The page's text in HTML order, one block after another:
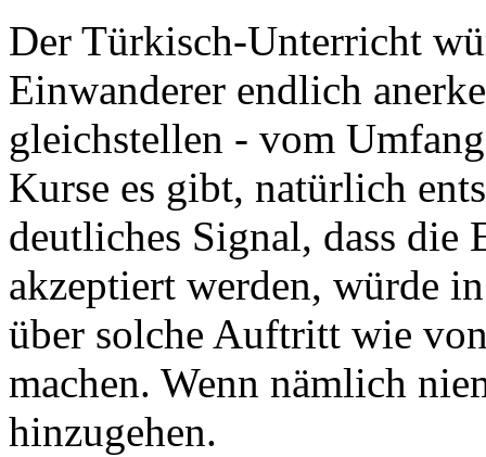
Der Türkisch-Unterricht
Einwanderer endlich
gleichstellen - vom
Kurse es gibt, natürlich
deutliches Signal, dass die
akzeptiert werden, würde
über solche Auftritt wie
machen. Wenn nämlich
hinzugehen.